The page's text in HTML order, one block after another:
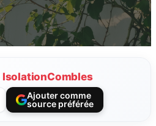
IsolationCombles
Ajouter comme
source préférée